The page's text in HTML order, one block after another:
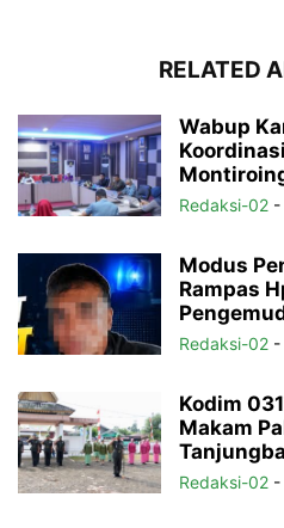
RELATED
Wabup
Redaksi-02 -
Modus
Rampas
Redaksi-02 -
Kodim
Makam
Redaksi-02 -